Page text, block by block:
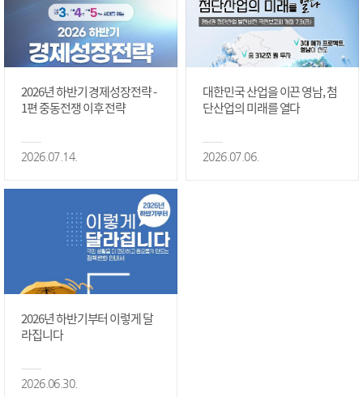
2026년 하반기 경제성장전략 -
1편 중동전쟁 이후 전략
2026.07.14.
대한민국 산업을 이끈 영남, 첨
단산업의 미래를 열다
2026.07.06.
2026년 하반기부터 이렇게 달
라집니다
2026.06.30.